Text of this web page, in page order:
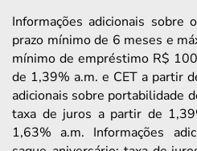
Informações adicionais sobre
prazo mínimo de 6 meses e
mínimo de empréstimo R$
de 1,39% a.m. e CET a partir
adicionais sobre portabilidade
taxa de juros a partir de
1,63% a.m. Informações